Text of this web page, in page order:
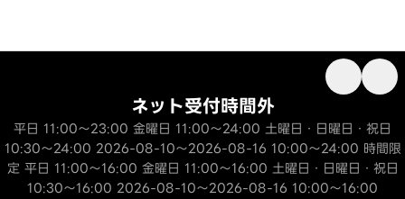
ネット受付時間外
平日 11:00～23:00 金曜日 11:00～24:00 土曜日・日曜日・祝日
10:30～24:00 2026-08-10～2026-08-16 10:00～24:00 時間限
定 平日 11:00～16:00 金曜日 11:00～16:00 土曜日・日曜日・祝日
10:30～16:00 2026-08-10～2026-08-16 10:00～16:00